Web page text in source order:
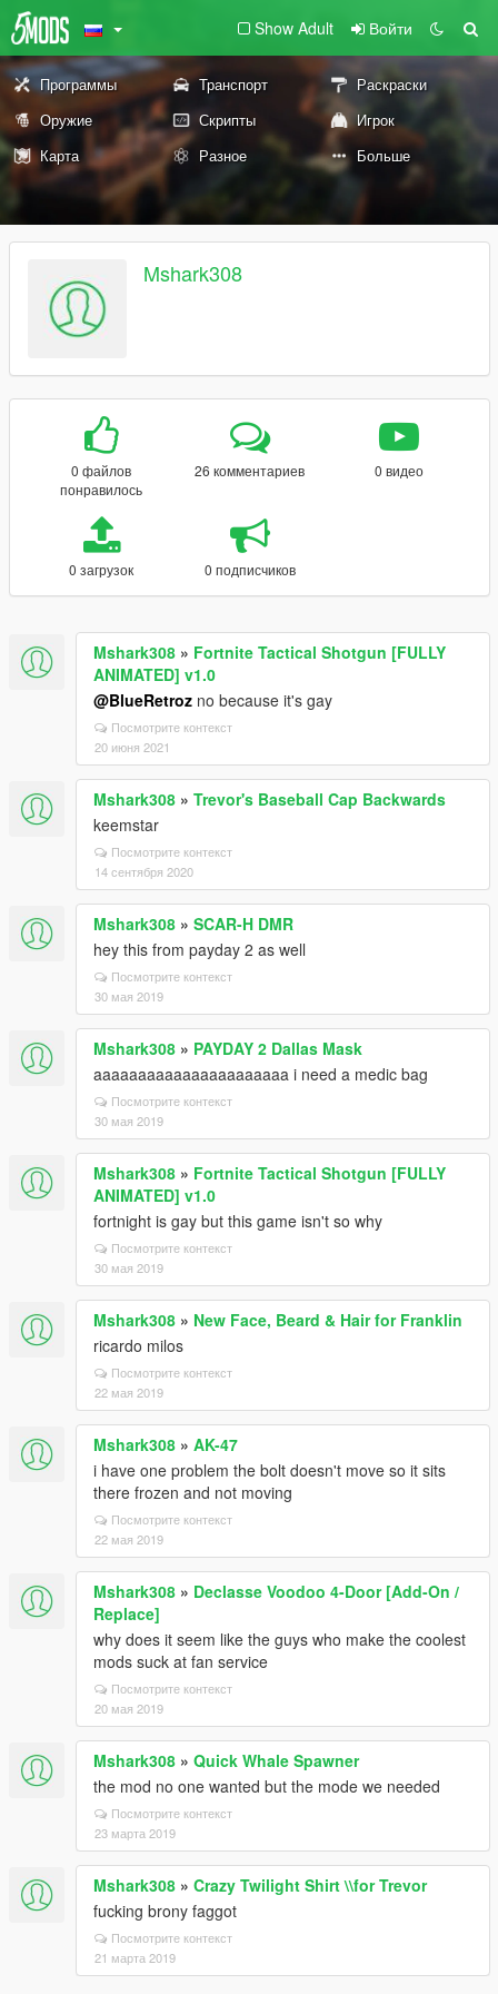
Show Adult Войти
Программы Транспорт
Раскраски
Оружие
Скрипты
Игрок
Карта
Разное Больше
Mshark308
0 файлов
понравилось
26 комментариев 0 видео
0 загрузок 0 подписчиков
Mshark308 » Fortnite Tactical Shotgun [FULLY
ANIMATED] v1.0
@BlueRetroz no because it's gay
Посмотрите контекст
20 июня 2021
Mshark308 » Trevor's Baseball Cap Backwards
keemstar
Посмотрите контекст
14 сентября 2020
Mshark308 » SCAR-H DMR
hey this from payday 2 as well
Посмотрите контекст
30 мая 2019
Mshark308 » PAYDAY 2 Dallas Mask
aaaaaaaaaaaaaaaaaaaaaa i need a medic bag
Посмотрите контекст
30 мая 2019
Mshark308 » Fortnite Tactical Shotgun [FULLY
ANIMATED] v1.0
fortnight is gay but this game isn't so why
Посмотрите контекст
30 мая 2019
Mshark308 » New Face, Beard & Hair for Franklin
ricardo milos
Посмотрите контекст
22 мая 2019
Mshark308 » AK-47
i have one problem the bolt doesn't move so it sits
there frozen and not moving
Посмотрите контекст
22 мая 2019
Mshark308 » Declasse Voodoo 4-Door [Add-On /
Replace]
why does it seem like the guys who make the coolest
mods suck at fan service
Посмотрите контекст
20 мая 2019
Mshark308 » Quick Whale Spawner
the mod no one wanted but the mode we needed
Посмотрите контекст
23 марта 2019
Mshark308 » Crazy Twilight Shirt \\for Trevor
fucking brony faggot
Посмотрите контекст
21 марта 2019